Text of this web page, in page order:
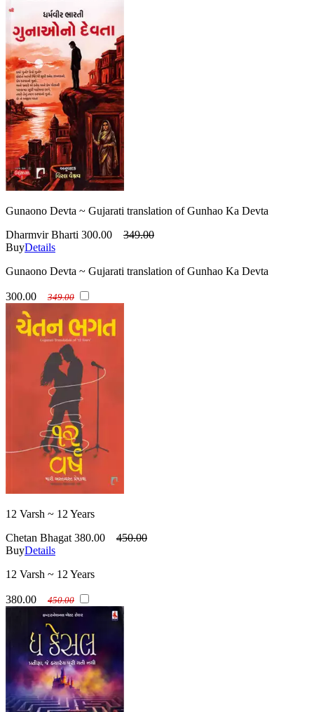
Gunaono Devta ~ Gujarati translation of Gunhao Ka Devta
Dharmvir Bharti 300.00
349.00
BuyDetails
Gunaono Devta ~ Gujarati translation of Gunhao Ka Devta
300.00 349.00
12 Varsh ~ 12 Years
Chetan Bhagat 380.00
450.00
BuyDetails
12 Varsh ~ 12 Years
380.00 450.00